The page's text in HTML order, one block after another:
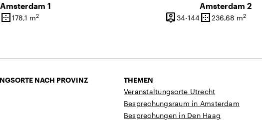
1 bis 585 Personen
Amsterdam 1
border_outer
Oberfläche
178,1 m2 person_pin
Kapazität
34-14434 bis 144 Personen
Amsterdam 2
border_outer
Oberfläche
236,68 m2
NACH PROVINZ
THEMEN
Veranstaltungsorte Utrecht
Besprechungsraum in Amsterdam
Besprechungen in Den Haag